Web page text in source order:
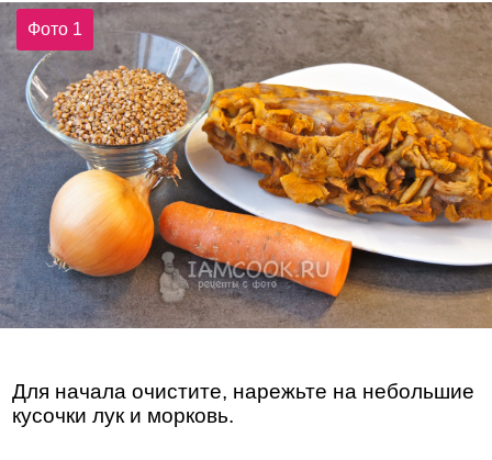
Фото 1
Для начала очистите, нарежьте на небольшие
кусочки лук и морковь.